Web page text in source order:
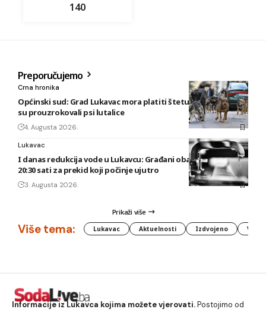
140
Preporučujemo
Crna hronika
Općinski sud: Grad Lukavac mora platiti štetu na vozilu koju
su prouzrokovali psi lutalice
4. Augusta 2026.
Lukavac
I danas redukcija vode u Lukavcu: Građani obaviješteni tek u
20:30 sati za prekid koji počinje ujutro
3. Augusta 2026.
Prikaži više
Više tema: Lukavac Aktuelnosti Izdvojeno
Informacije iz Lukavca kojima možete vjerovati.Postojimo od